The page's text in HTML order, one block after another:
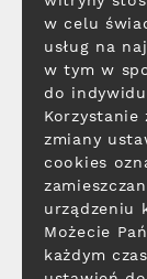
w celu
usług na
w tym w
do
zmiany
cookies
urządzeniu
Możecie
każdym